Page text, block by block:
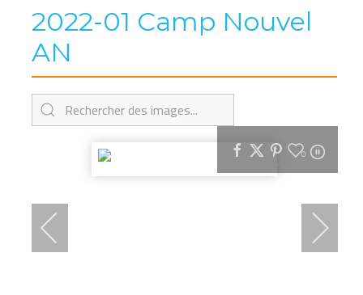
2022-01 Camp Nouvel
AN
0